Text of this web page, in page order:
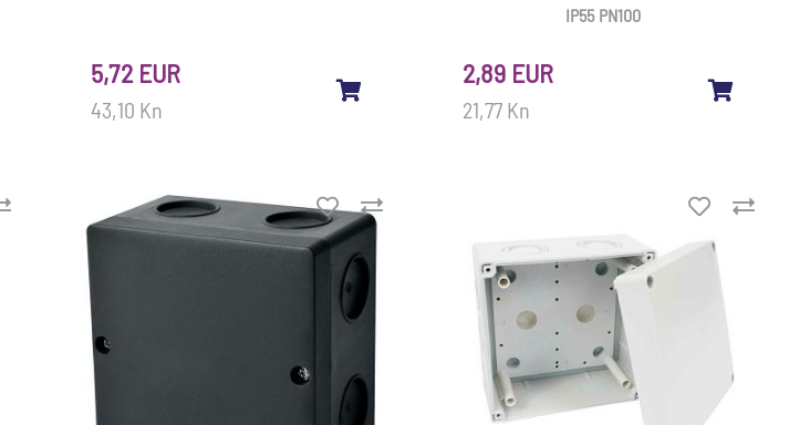
43,10 Kn
5,72 EUR
IP55 PN100
21,77 Kn
2,89 EUR